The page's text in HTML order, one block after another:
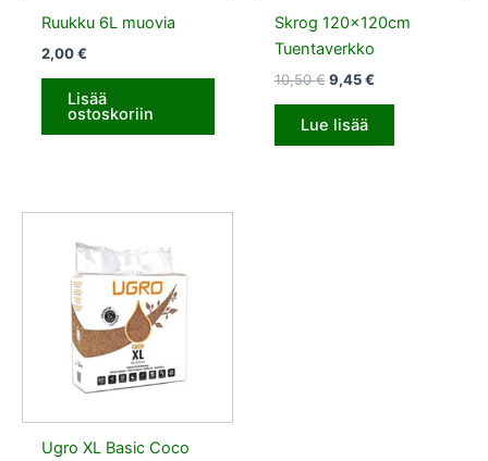
Ruukku 6L muovia
2,00€
Lisää
ostoskoriin
Skrog 120x120cm
Tuentaverkko
10,50€ 9,45€
Lue lisää
Ugro XL Basic Coco